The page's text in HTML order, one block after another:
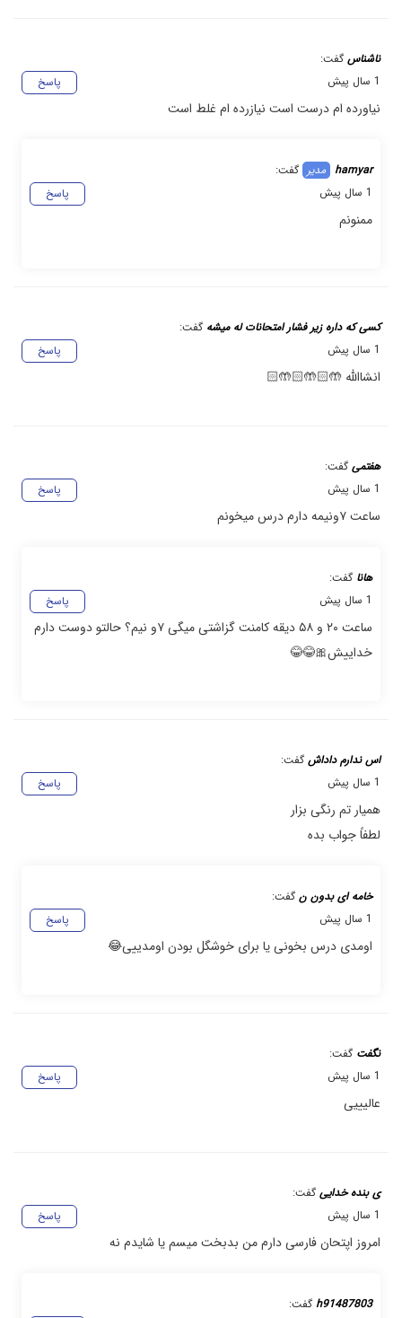
ناشناس گفت:
پاسخ
1 سال پیش
نیاورده ام درست است نیازرده ام غلط است
hamyar
گفت:
پاسخ
1 سال پیش
ممنونم
کسی که داره زیر فشار امتحانات له میشه گفت:
پاسخ
1 سال پیش
انشاالله 🤲🏻🤲🏻🤲🏻
هفتمی گفت:
پاسخ
1 سال پیش
ساعت ۷ونیمه دارم درس میخونم
هانا گفت:
پاسخ
1 سال پیش
ساعت ۲۰ و ۵۸ دیقه کامنت گزاشتی میگی ۷و نیم؟ حالتو دوست دارم
خداییش🎀😂😂
اس ندارم داداش گفت:
پاسخ
1 سال پیش
همیار تم رنگی بزار
لطفاً جواب بده
خامه ای بدون ن گفت:
پاسخ
1 سال پیش
اومدی درس بخونی یا برای خوشگل بودن اومدییی😂
نگفت گفت:
پاسخ
1 سال پیش
عالیییی
ی بنده خدایی گفت:
پاسخ
1 سال پیش
امروز اپتحان فارسی دارم من بدبخت میسم یا شایدم نه
h91487803 گفت: